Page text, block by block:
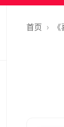
首页 ›